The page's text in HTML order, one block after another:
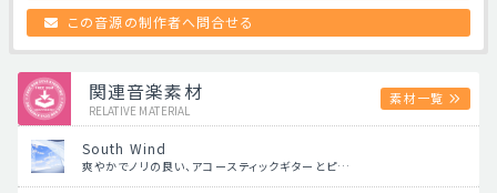
この音源の制作者へ問合せる
関連音楽素材
RELATIVE MATERIAL
素材一覧
South Wind
爽やかでノリの良い、アコースティックギターとピ…